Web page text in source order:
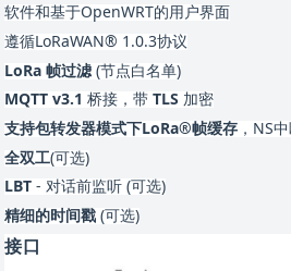
软件和基于OpenWRT的用户界面
遵循LoRaWAN® 1.0.3协议
LoRa 帧过滤 (节点白名单)
MQTT v3.1 桥接，带TLS 加密
支持包转发器模式下LoRa®帧缓存 ， NS
全双工(可选)
LBT - 对话前监听 (可选)
精细的时间戳 (可选)
接口